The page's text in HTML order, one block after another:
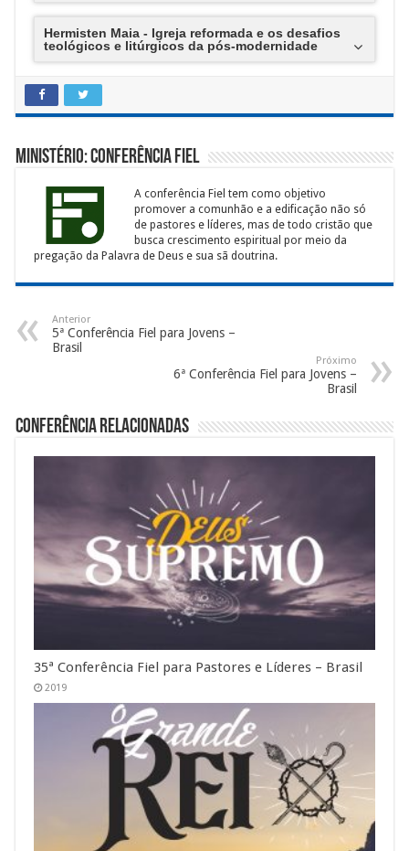
Hermisten Maia - Igreja reformada e os desafios
teológicos e litúrgicos da pós-modernidade
Ministério: Conferência Fiel
A conferência Fiel tem como objetivo
promover a comunhão e a edificação não só
de pastores e líderes, mas de todo cristão que
busca crescimento espiritual por meio da
pregação da Palavra de Deus e sua sã doutrina.
Anterior
5ª Conferência Fiel para Jovens –
Brasil
Próximo
6ª Conferência Fiel para Jovens –
Brasil
Conferência Relacionadas
35ª Conferência Fiel para Pastores e Líderes – Brasil
2019